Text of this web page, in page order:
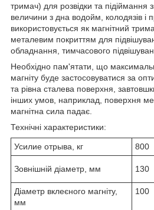
тримач) для розвідки та підіймання
величини з дна водойм, колодязів і
використовується як магнітний
металевим покриттям для
обладнання, тимчасового
Необхідно пам'ятати, що
магніту буде застосовуватися за
та рівна сталева поверхня,
інших умов, наприклад, поверхня
магнітна сила падає.
Технічні характеристики:
Усилие отрыва, кг 800
Зовнішній діаметр, мм 130
Діаметр вклеєного магніту,
мм
100